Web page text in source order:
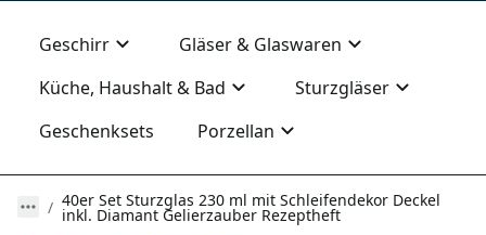
Geschirr
Gläser & Glaswaren
Küche, Haushalt & Bad
Sturzgläser
Geschenksets
Porzellan
40er Set Sturzglas 230 ml mit Schleifendekor Deckel
inkl. Diamant Gelierzauber Rezeptheft